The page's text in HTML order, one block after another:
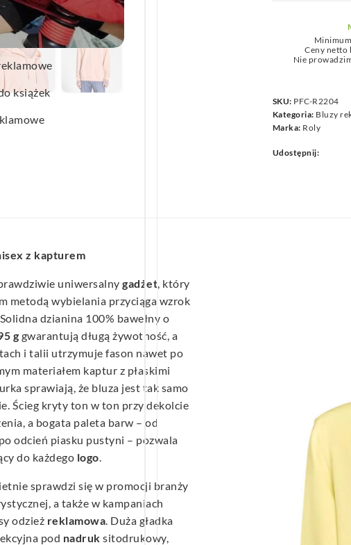
reklamowe
książek
Ceny netto
Nie
SKU: PFC-R2204
Kategoria: Bluzy
Marka: Roly
Udostępnij:
z kapturem
uniwersalny gadżet, który
metodą wybielania przyciąga wzrok
dzianina 100% bawełny o
g gwarantują długą żywotność, a
i talii utrzymuje fason nawet po
materiałem kaptur z płaskimi
sprawiają, że bluza jest tak samo
Ścieg kryty ton w ton przy dekolcie
a bogata paleta barw – od
odcień piasku pustyni – pozwala
do każdego logo.
sprawdzi się w promocji branży
a także w kampaniach
odzież reklamowa. Duża gładka
pod nadruk sitodrukowy,